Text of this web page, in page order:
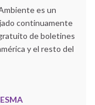
es un
continuamente
de boletines
y el resto del